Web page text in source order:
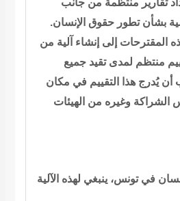
بشأن تطور حقوق الإنسان.
المقترحات إلى إنشاء آلية من
منتظم لمدى تقيد جميع
أن يُدرج هذا التقييم في مكان
الشراكة وغيره من الهيئات
في تونس، ينبغي لهذه الآلية